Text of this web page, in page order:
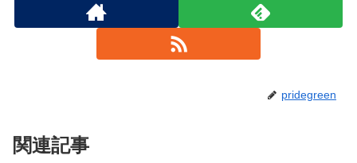
pridegreen
関連記事